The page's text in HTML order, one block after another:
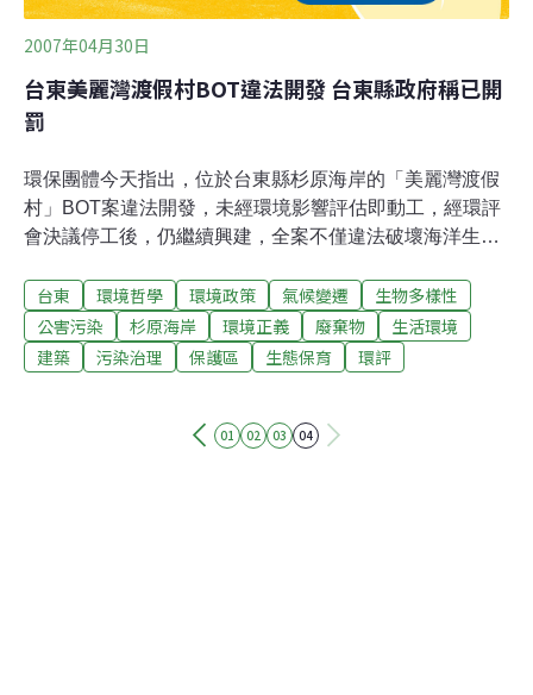
2007年04月30日
台東美麗灣渡假村BOT違法開發 台東縣政府稱已開
罰
環保團體今天指出，位於台東縣杉原海岸的「美麗灣渡假
村」BOT案違法開發，未經環境影響評估即動工，經環評
會決議停工後，仍繼續興建，全案不僅違法破壞海洋生
生命科學研究所教授劉炯錫指出，美麗灣渡假村2004年底
動工，遲至今年初才由台東縣政府環評，迄今環評未過，
業者卻準備在9月開始營業，主建築現已興建至5樓，建築
廢土傾倒在美麗的沙灘上，勢將影響珊瑚礁和熱帶魚的生
務員圖利業者繼續興建，民進黨籍立委林淑芬也呼籲民
台東 環境哲學 環境政策 氣候變遷
生物多樣性
公害污染
杉原海岸 環境正義 廢棄物
生活環境
建築
污染治理 保護區 生態保育 環評
01 02 03 04